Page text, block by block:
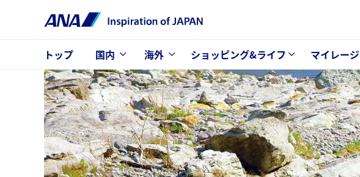
トップ 国内 海外 ショッピング&ライフ マイレージ